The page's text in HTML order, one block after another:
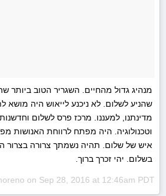
מנהיג גדול מהחיים. השגריר הטוב ביותר
שהניע לשלום. לא ניכנע לייאוש היה מושא
מדינתנו, למעננו. מרכז פרס לשלום
וטכנולוגיה. היה מפתח לרווחת האנושות
איש של שלום. תהיה נשמתך צרורה בצרור
בשלום. יהי זכרך ברוך.
Sep 28, 2016 at 12:46am PDT